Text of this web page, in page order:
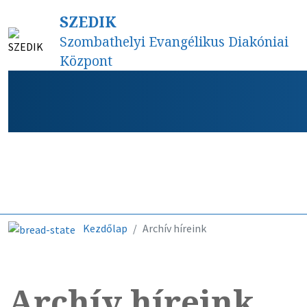
SZEDIK
Szombathelyi Evangélikus Diakóniai
Központ
Kezdőlap Archív híreink